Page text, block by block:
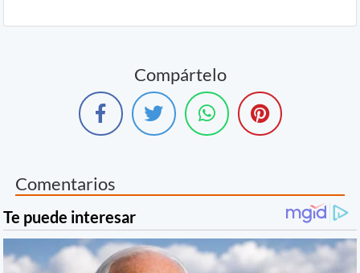
Compártelo
Comentarios